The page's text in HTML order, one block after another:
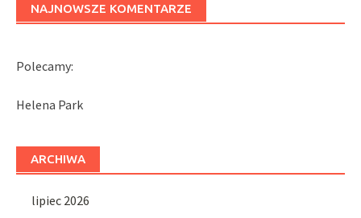
NAJNOWSZE KOMENTARZE
Polecamy:
Helena Park
ARCHIWA
lipiec 2026